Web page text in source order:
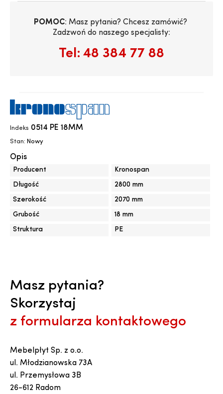
POMOC: Masz pytania? Chcesz zamówić?
Zadzwoń do naszego specjalisty:
Tel: 48 384 77 88
Indeks 0514 PE 18MM
Stan: Nowy
Opis
Producent
Kronospan
Długość
2800 mm
Szerokość
2070 mm
Grubość
18 mm
Struktura
PE
Masz pytania?
Skorzystaj
z formularza kontaktowego
Mebelpłyt Sp. z o.o.
ul. Młodzianowska 73A
ul. Przemysłowa 3B
26-612 Radom